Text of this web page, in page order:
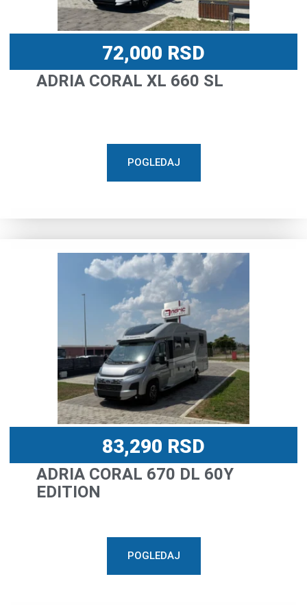
72,000 RSD
ADRIA CORAL XL 660 SL
POGLEDAJ
83,290 RSD
ADRIA CORAL 670 DL 60Y
EDITION
POGLEDAJ